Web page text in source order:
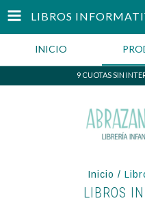
LIBROS
INICIO
9 CUOTAS SIN
Inicio /
LIBROS